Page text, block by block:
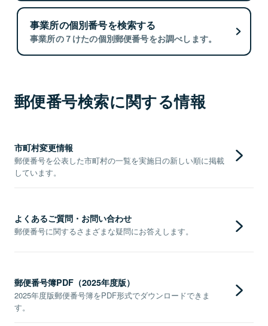
事業所の個別番号を検索する
事業所の７けたの個別郵便番号をお調べします。
郵便番号検索に関する情報
市町村変更情報
郵便番号を公表した市町村の一覧を実施日の新しい順に掲載
しています。
よくあるご質問・お問い合わせ
郵便番号に関するさまざまな疑問にお答えします。
郵便番号簿PDF（2025年度版）
2025年度版郵便番号簿をPDF形式でダウンロードできま
す。